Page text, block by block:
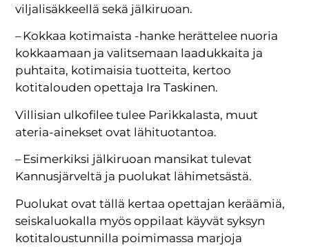
viljalisäkkeellä sekä jälkiruoan.
– Kokkaa kotimaista -hanke herättelee nuoria
kokkaamaan ja valitsemaan laadukkaita ja
puhtaita, kotimaisia tuotteita, kertoo
kotitalouden opettaja Ira Taskinen.
Villisian ulkofilee tulee Parikkalasta, muut
ateria-ainekset ovat lähituotantoa.
– Esimerkiksi jälkiruoan mansikat tulevat
Kannusjärveltä ja puolukat lähimetsästä.
Puolukat ovat tällä kertaa opettajan keräämiä,
seiskaluokalla myös oppilaat käyvät syksyn
kotitaloustunnilla poimimassa marjoja